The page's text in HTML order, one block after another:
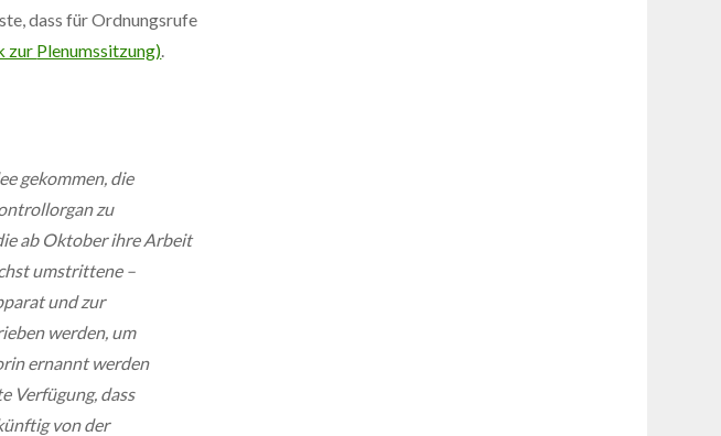
dass für Ordnungsrufe
zur Plenumssitzung).
gekommen, die
zu
ab Oktober ihre Arbeit
umstrittene –
und zur
werden, um
ernannt werden
Verfügung, dass
von der